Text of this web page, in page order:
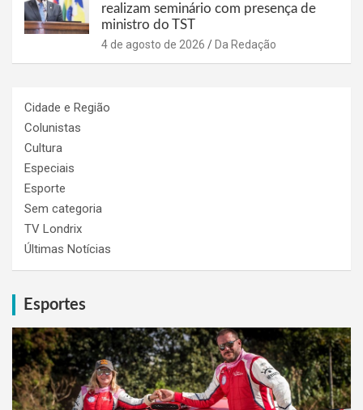
realizam seminário com presença de
ministro do TST
4 de agosto de 2026 Da Redação
Cidade e Região
Colunistas
Cultura
Especiais
Esporte
Sem categoria
TV Londrix
Últimas Notícias
Esportes